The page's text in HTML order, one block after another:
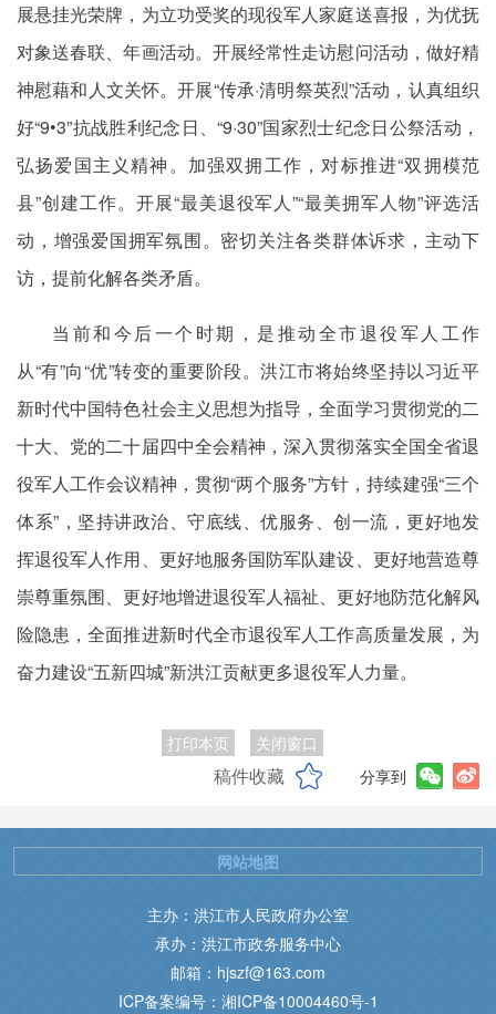
展悬挂光荣牌，为立功受奖的现役军人家庭送喜报，为优抚
对象送春联、年画活动。开展经常性走访慰问活动，做好精
神慰藉和人文关怀。开展“传承·清明祭英烈”活动，认真组织
好“9•3”抗战胜利纪念日、“9·30”国家烈士纪念日公祭活动，
弘扬爱国主义精神。加强双拥工作，对标推进“双拥模范
县”创建工作。开展“最美退役军人”“最美拥军人物”评选活
动，增强爱国拥军氛围。密切关注各类群体诉求，主动下
访，提前化解各类矛盾。
当前和今后一个时期，是推动全市退役军人工作
从“有”向“优”转变的重要阶段。洪江市将始终坚持以习近平
新时代中国特色社会主义思想为指导，全面学习贯彻党的二
十大、党的二十届四中全会精神，深入贯彻落实全国全省退
役军人工作会议精神，贯彻“两个服务”方针，持续建强“三个
体系”，坚持讲政治、守底线、优服务、创一流，更好地发
挥退役军人作用、更好地服务国防军队建设、更好地营造尊
崇尊重氛围、更好地增进退役军人福祉、更好地防范化解风
险隐患，全面推进新时代全市退役军人工作高质量发展，为
奋力建设“五新四城”新洪江贡献更多退役军人力量。
打印本页 关闭窗口
稿件收藏 分享到
主办：洪江市人民政府办公室
承办：洪江市政务服务中心
邮箱：hjszf@163.com
ICP备案编号：湘ICP备10004460号-1
网站地图